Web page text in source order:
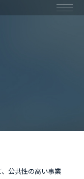
公共性の高い事業